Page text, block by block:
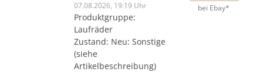
07.08.2026, 19:19 Uhr
Produktgruppe:
Laufräder
Zustand: Neu: Sonstige
(siehe
Artikelbeschreibung)
bei Ebay*